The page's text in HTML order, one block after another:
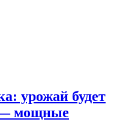
урожай будет
— мощные